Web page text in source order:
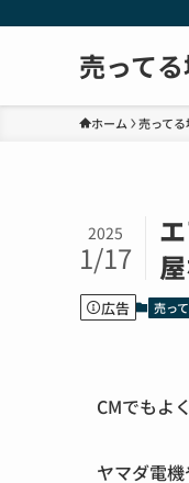
売って
ホーム 売って
2025
1/17
広告 売っ
CMでもよ
ヤマダ電